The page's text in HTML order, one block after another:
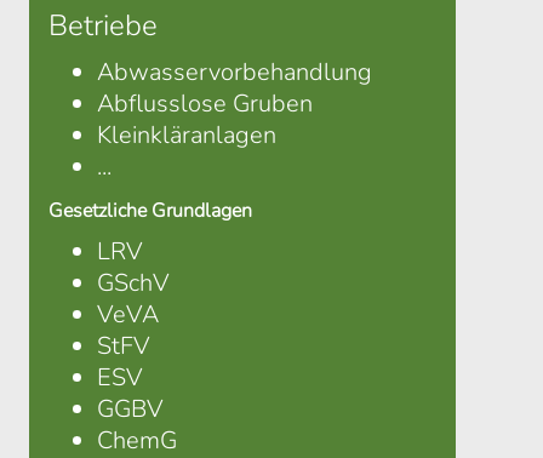
Betriebe
Abwasservorbehandlung
Abflusslose Gruben
Kleinkläranlagen
...
Gesetzliche Grundlagen
LRV
GSchV
VeVA
StFV
ESV
GGBV
ChemG